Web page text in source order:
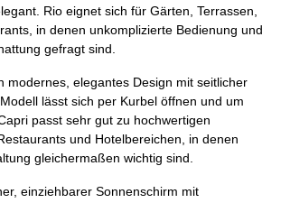
Rio eignet sich für Gärten, Terrassen,
in denen unkomplizierte Bedienung und
gefragt sind.
modernes, elegantes Design mit seitlicher
lässt sich per Kurbel öffnen und um
passt sehr gut zu hochwertigen
und Hotelbereichen, in denen
gleichermaßen wichtig sind.
einziehbarer Sonnenschirm mit